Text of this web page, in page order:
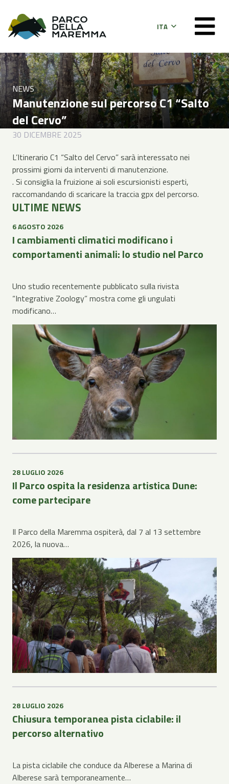
ITA
NEWS
Manutenzione sul percorso C1 “Salto
del Cervo”
30 DICEMBRE 2025
L’Itinerario C1 “Salto del Cervo” sarà interessato nei
prossimi giorni da interventi di manutenzione.
. Si consiglia la fruizione ai soli escursionisti esperti,
raccomandando di scaricare la traccia gpx del percorso.
ULTIME NEWS
6 AGOSTO 2026
I cambiamenti climatici modificano i
comportamenti animali: lo studio nel Parco
Uno studio recentemente pubblicato sulla rivista
“Integrative Zoology” mostra come gli ungulati
modificano…
28 LUGLIO 2026
Il Parco ospita la residenza artistica Dune:
come partecipare
Il Parco della Maremma ospiterà, dal 7 al 13 settembre
2026, la nuova…
28 LUGLIO 2026
Chiusura temporanea pista ciclabile: il
percorso alternativo
La pista ciclabile che conduce da Alberese a Marina di
Alberese sarà temporaneamente…